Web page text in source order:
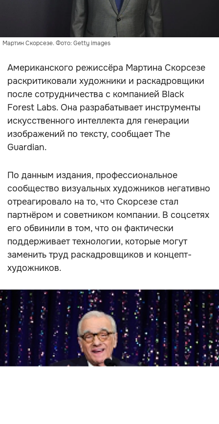
Мартин Скорсезе. Фото: Getty images
Американского режиссёра Мартина Скорсезе
раскритиковали художники и раскадровщики
после сотрудничества с компанией Black
Forest Labs. Она разрабатывает инструменты
искусственного интеллекта для генерации
изображений по тексту, сообщает The
Guardian.
По данным издания, профессиональное
сообщество визуальных художников негативно
отреагировало на то, что Скорсезе стал
партнёром и советником компании. В соцсетях
его обвинили в том, что он фактически
поддерживает технологии, которые могут
заменить труд раскадровщиков и концепт-
художников.